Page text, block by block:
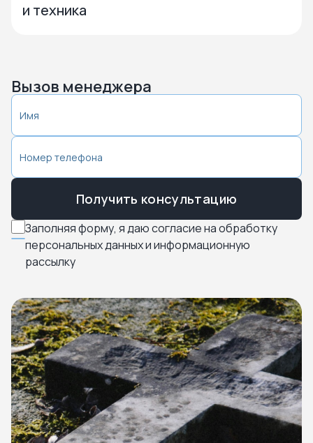
и техника
Вызов менеджера
Заполняя форму, я даю согласие на обработку
персональных данных и информационную
рассылку
Получить консультацию